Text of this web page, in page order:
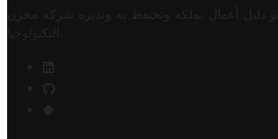
دليل أعمال تملكه وتحتفظ به وتديره
شركة مخزن
التكنولوجيا